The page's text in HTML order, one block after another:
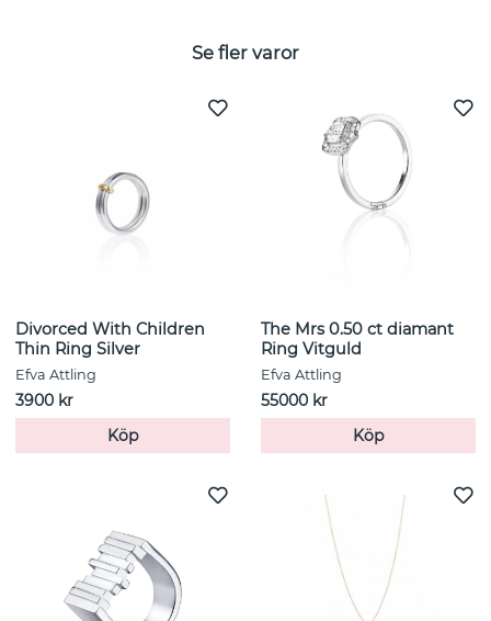
Se fler varor
Divorced With Children
Thin Ring Silver
Efva Attling
3900 kr
Köp
The Mrs 0.50 ct diamant
Ring Vitguld
Efva Attling
55000 kr
Köp